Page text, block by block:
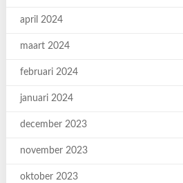
april 2024
maart 2024
februari 2024
januari 2024
december 2023
november 2023
oktober 2023